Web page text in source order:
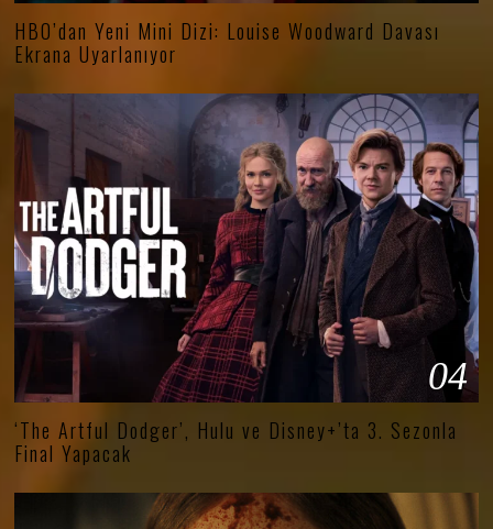
HBO’dan Yeni Mini Dizi: Louise Woodward Davası
Ekrana Uyarlanıyor
04
‘The Artful Dodger’, Hulu ve Disney+’ta 3. Sezonla
Final Yapacak